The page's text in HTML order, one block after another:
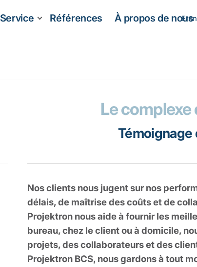
Service Références À propos de nous
Le
Témoignage
Nos clients nous jugent sur nos
délais, de maîtrise des coûts et de
Projektron nous aide à fournir les
bureau, chez le client ou à domicile,
projets, des collaborateurs et des
Projektron BCS, nous gardons à tout